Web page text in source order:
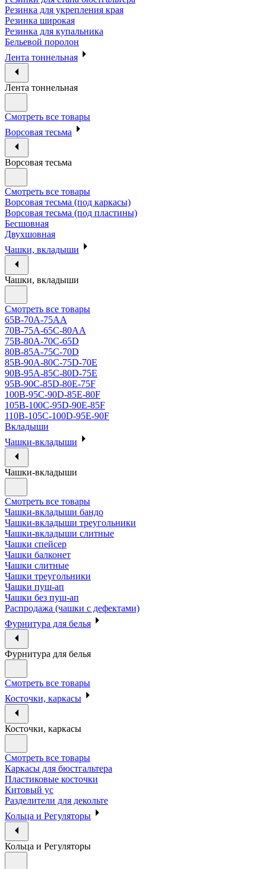
Резинка для укрепления края
Резинка широкая
Резинка для купальника
Бельевой поролон
Лента тоннельная
Лента тоннельная
Смотреть все товары
Ворсовая тесьма
Ворсовая тесьма
Смотреть все товары
Ворсовая тесьма (под каркасы)
Ворсовая тесьма (под пластины)
Бесшовная
Двухшовная
Чашки, вкладыши
Чашки, вкладыши
Смотреть все товары
65B-70A-75АА
70В-75А-65С-80АА
75В-80А-70С-65D
80В-85А-75С-70D
85В-90А-80С-75D-70E
90B-95A-85C-80D-75E
95B-90C-85D-80E-75F
100B-95C-90D-85E-80F
105B-100C-95D-90E-85F
110B-105C-100D-95E-90F
Вкладыши
Чашки-вкладыши
Чашки-вкладыши
Смотреть все товары
Чашки-вкладыши бандо
Чашки-вкладыши треугольники
Чашки-вкладыши слитные
Чашки спейсер
Чашки балконет
Чашки слитные
Чашки треугольники
Чашки пуш-ап
Чашки без пуш-ап
Распродажа (чашки с дефектами)
Фурнитура для белья
Фурнитура для белья
Смотреть все товары
Косточки, каркасы
Косточки, каркасы
Смотреть все товары
Каркасы для бюстгальтера
Пластиковые косточки
Китовый ус
Разделители для декольте
Кольца и Регуляторы
Кольца и Регуляторы